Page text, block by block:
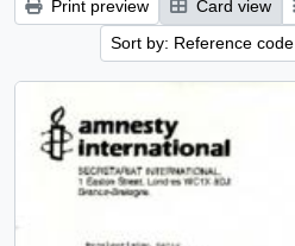
Print preview Card view
Sort by: Reference code